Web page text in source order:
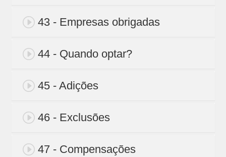
43 - Empresas obrigadas
44 - Quando optar?
45 - Adições
46 - Exclusões
47 - Compensações